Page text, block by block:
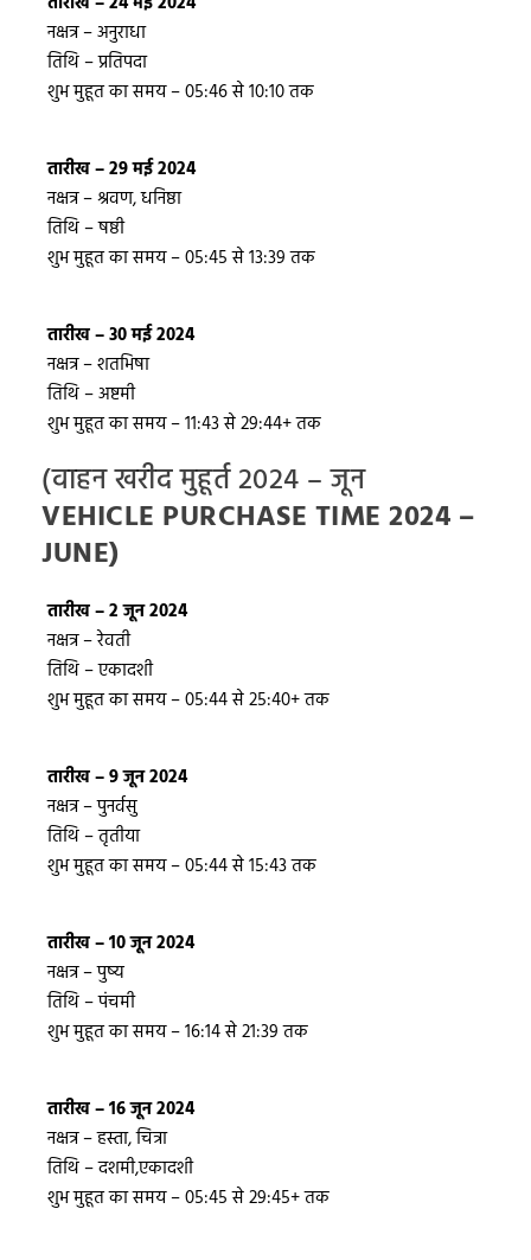
नक्षत्र – अनुराधा
तिथि – प्रतिपदा
शुभ मुहूत का समय – 05:46 से 10:10 तक
तारीख – 29 मई 2024
नक्षत्र – श्रवण, धनिष्ठा
तिथि – षष्ठी
शुभ मुहूत का समय – 05:45 से 13:39 तक
तारीख – 30 मई 2024
नक्षत्र – शतभिषा
तिथि – अष्टमी
शुभ मुहूत का समय – 11:43 से 29:44+ तक
(वाहन खरीद मुहूर्त 2024 – जून
VEHICLE PURCHASE TIME 2024 –
JUNE)
तारीख – 2 जून 2024
नक्षत्र – रेवती
तिथि – एकादशी
शुभ मुहूत का समय – 05:44 से 25:40+ तक
तारीख – 9 जून 2024
नक्षत्र – पुनर्वसु
तिथि – तृतीया
शुभ मुहूत का समय – 05:44 से 15:43 तक
तारीख – 10 जून 2024
नक्षत्र – पुष्य
तिथि – पंचमी
शुभ मुहूत का समय – 16:14 से 21:39 तक
तारीख – 16 जून 2024
नक्षत्र – हस्ता, चित्रा
तिथि – दशमी,एकादशी
शुभ मुहूत का समय – 05:45 से 29:45+ तक